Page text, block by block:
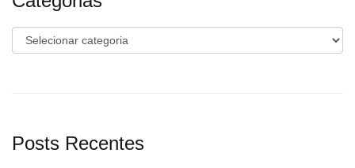
Categorias
Posts Recentes